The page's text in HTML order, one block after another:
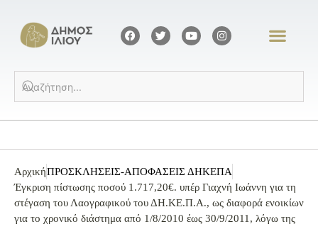
ΑρχικήΠΡΟΣΚΛΗΣΕΙΣ-ΑΠΟΦΑΣΕΙΣ ΔΗΚΕΠΑ
Έγκριση πίστωσης ποσού 1.717,20€. υπέρ Γιαχνή Ιωάννη για τη
στέγαση του Λαογραφικού του ΔΗ.ΚΕ.Π.Α., ως διαφορά ενοικίων
για το χρονικό διάστημα από 1/8/2010 έως 30/9/2011, λόγω της